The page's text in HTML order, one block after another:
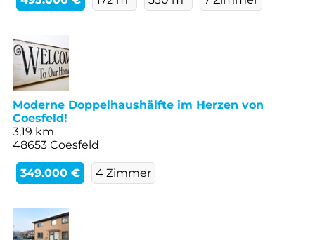
Moderne Doppelhaushälfte im Herzen von
Coesfeld!
3,19 km
48653 Coesfeld
349.000 € 4 Zimmer